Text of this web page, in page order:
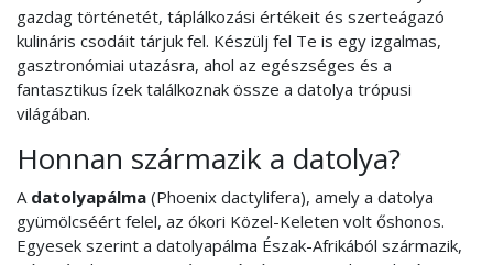
gazdag történetét, táplálkozási értékeit és szerteágazó
kulináris csodáit tárjuk fel. Készülj fel Te is egy izgalmas,
gasztronómiai utazásra, ahol az egészséges és a
fantasztikus ízek találkoznak össze a datolya trópusi
világában.
Honnan származik a datolya?
A datolyapálma (Phoenix dactylifera), amely a datolya
gyümölcséért felel, az ókori Közel-Keleten volt őshonos.
Egyesek szerint a datolyapálma Észak-Afrikából származik,